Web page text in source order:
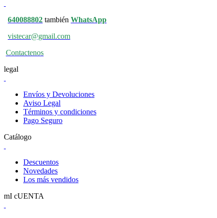
640088802 también WhatsApp
vistecar@gmail.com
Contactenos
legal
Envíos y Devoluciones
Aviso Legal
Términos y condiciones
Pago Seguro
Catálogo
Descuentos
Novedades
Los más vendidos
mI cUENTA